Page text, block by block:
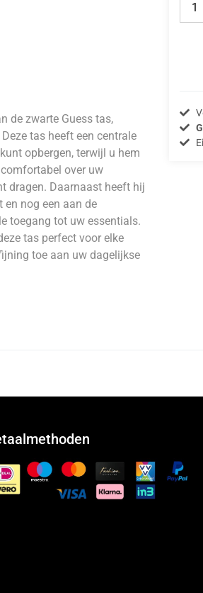
de zwarte Guess tas,
tas heeft een centrale
opbergen, terwijl u hem
over uw
dragen. Daarnaast heeft hij
nog een aan de
toegang tot uw essentials.
tas perfect voor elke
toe aan uw dagelijkse